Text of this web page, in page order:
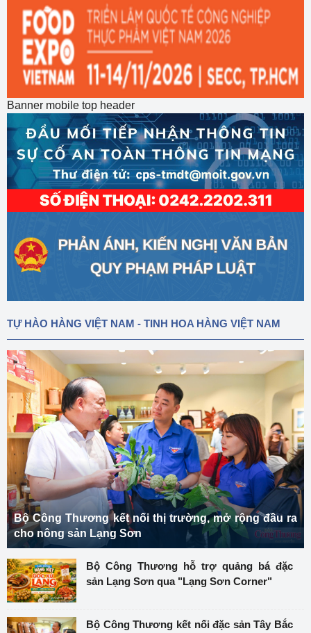
Banner mobile top header
TỰ HÀO HÀNG VIỆT NAM - TINH HOA HÀNG VIỆT NAM
Bộ Công Thương kết nối thị trường, mở rộng đầu ra
cho nông sản Lạng Sơn
Bộ Công Thương hỗ trợ quảng bá đặc
sản Lạng Sơn qua "Lạng Sơn Corner"
Bộ Công Thương kết nối đặc sản Tây Bắc